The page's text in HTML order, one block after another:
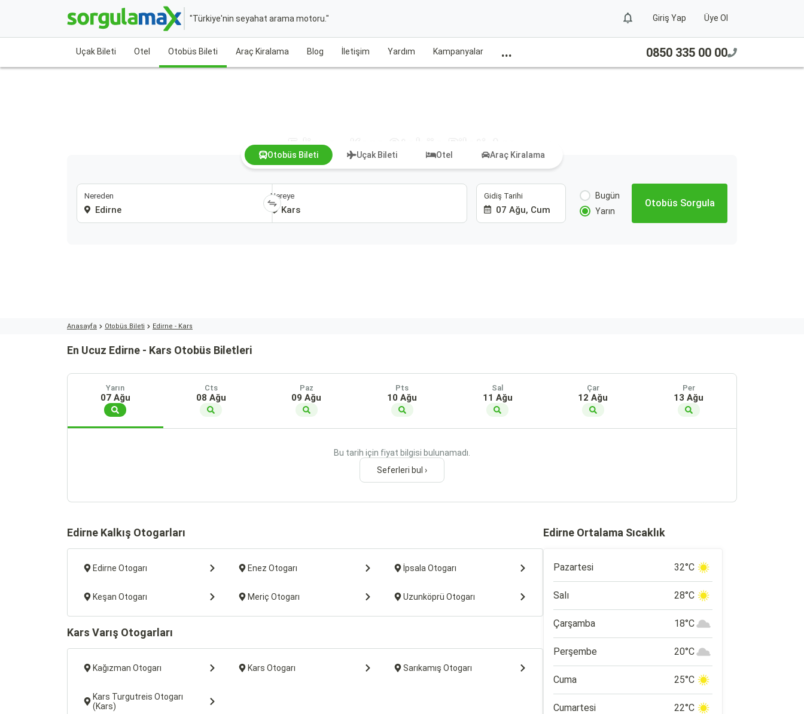
"Türkiye'nin seyahat arama motoru." Giriş Yap Üye Ol
Uçak Bileti Otel Otobüs Bileti Araç Kiralama Blog İletişim Yardım Kampanyalar ... 0850 335 00 00
Edirne - Kars Otobüs Bileti Ara
Otobüs Bileti Uçak Bileti Otel Araç Kiralama
Nereden Nereye Gidiş Tarihi
07 Ağu, Cum
Bugün
Yarın
Otobüs Sorgula
Anasayfa Otobüs Bileti Edirne - Kars
En Ucuz Edirne - Kars Otobüs Biletleri
Yarın
07 Ağu
Cts
08 Ağu
Paz
09 Ağu
Pts
10 Ağu
Sal
11 Ağu
Çar
12 Ağu
Per
13 Ağu
Bu tarih için fiyat bilgisi bulunamadı.
Seferleri bul ›
Edirne Kalkış Otogarları
Edirne Otogarı Enez Otogarı İpsala Otogarı
Keşan Otogarı Meriç Otogarı Uzunköprü Otogarı
Kars Varış Otogarları
Kağızman Otogarı Kars Otogarı Sarıkamış Otogarı
Kars Turgutreis Otogarı
(Kars)
Edirne Ortalama Sıcaklık
Pazartesi 32°C
Salı 28°C
Çarşamba 18°C
Perşembe 20°C
Cuma 25°C
Cumartesi 22°C